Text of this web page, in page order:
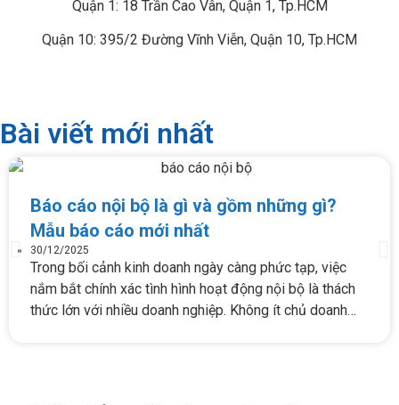
Quận 1: 18 Trần Cao Vân, Quận 1, Tp.HCM
Quận 10: 395/2 Đường Vĩnh Viễn, Quận 10, Tp.HCM
Bài viết mới nhất
Báo cáo nội bộ là gì và gồm những gì?
Mẫu báo cáo mới nhất
30/12/2025
Trong bối cảnh kinh doanh ngày càng phức tạp, việc
nắm bắt chính xác tình hình hoạt động nội bộ là thách
thức lớn với nhiều doanh nghiệp. Không ít chủ doanh